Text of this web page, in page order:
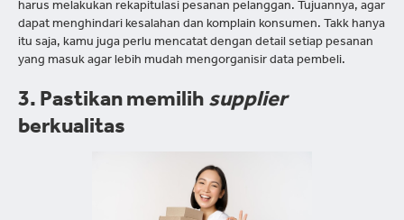
harus melakukan rekapitulasi pesanan pelanggan. Tujuannya, agar
dapat menghindari kesalahan dan komplain konsumen. Takk hanya
itu saja, kamu juga perlu mencatat dengan detail setiap pesanan
yang masuk agar lebih mudah mengorganisir data pembeli.
3. Pastikan memilih supplier
berkualitas